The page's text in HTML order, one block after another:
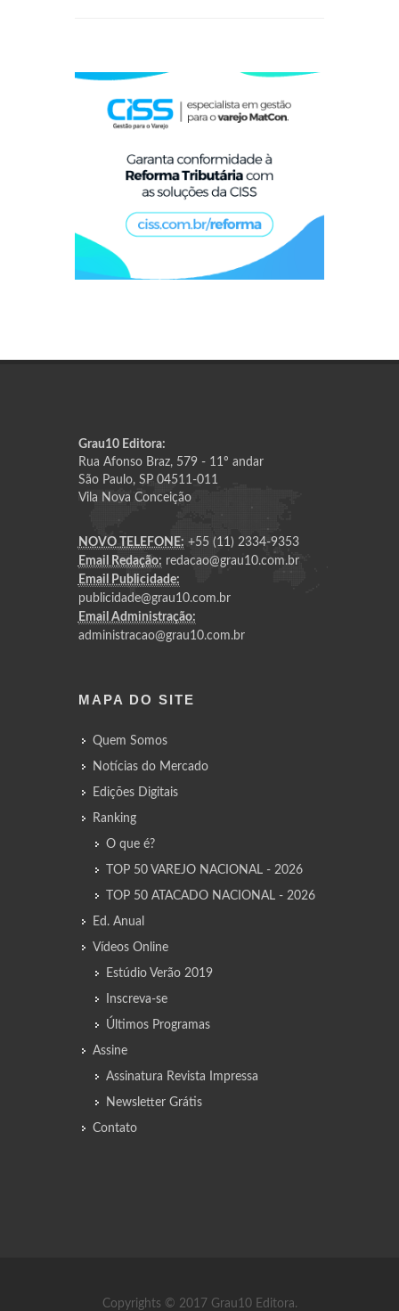
Grau10 Editora:
Rua Afonso Braz, 579 - 11º andar
São Paulo, SP 04511-011
Vila Nova Conceição
NOVO TELEFONE: +55 (11) 2334-9353
Email Redação: redacao@grau10.com.br
Email Publicidade:
publicidade@grau10.com.br
Email Administração:
administracao@grau10.com.br
MAPA DO SITE
Quem Somos
Notícias do Mercado
Edições Digitais
Ranking
O que é?
TOP 50 VAREJO NACIONAL - 2026
TOP 50 ATACADO NACIONAL - 2026
Ed. Anual
Vídeos Online
Estúdio Verão 2019
Inscreva-se
Últimos Programas
Assine
Assinatura Revista Impressa
Newsletter Grátis
Contato
Copyrights © 2017 Grau10 Editora.